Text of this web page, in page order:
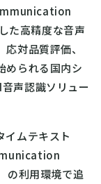
た高精度な音声
対品質評価、
められる国内シ
声認識ソリュー
ムテキスト
利用環境で追